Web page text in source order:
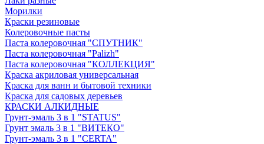
Морилки
Краски резиновые
Колеровочные пасты
Паста колеровочная "СПУТНИК"
Паста колеровочная "Palizh"
Паста колеровочная "КОЛЛЕКЦИЯ"
Краска акриловая универсальная
Краска для ванн и бытовой техники
Краска для садовых деревьев
КРАСКИ АЛКИДНЫЕ
Грунт-эмаль 3 в 1 "STATUS"
Грунт эмаль 3 в 1 "ВИТЕКО"
Грунт-эмаль 3 в 1 "CERTA"